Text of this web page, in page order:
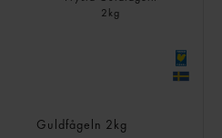
Guldfågeln 2kg